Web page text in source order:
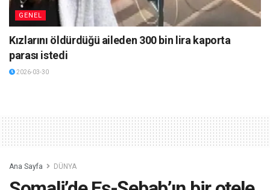
GENEL
Kızlarını öldürdüğü aileden 300 bin lira kaporta
parası istedi
2026-03-30
Ana Sayfa DÜNYA